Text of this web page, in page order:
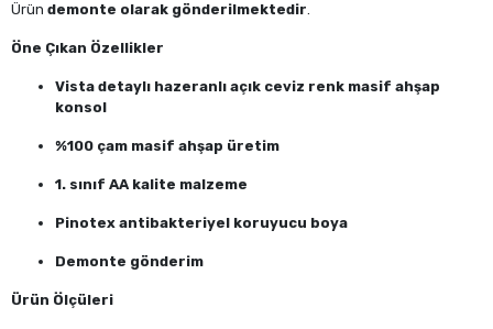
Ürün demonte olarak gönderilmektedir.
Öne Çıkan Özellikler
Vista detaylı hazeranlı açık ceviz renk masif ahşap
konsol
%100 çam masif ahşap üretim
1. sınıf AA kalite malzeme
Pinotex antibakteriyel koruyucu boya
Demonte gönderim
Ürün Ölçüleri